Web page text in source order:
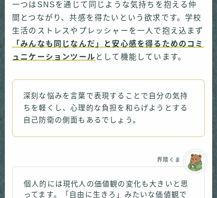
一つはSNSを通じて同じような気持ちを抱える仲
間とつながり、共感を得たいという欲求です。学校
生活のストレスやプレッシャーを一人で抱え込まず
「みんなも同じなんだ」と安心感を得るためのコミ
ュニケーションツール として機能しています。
深刻な悩みを言葉で表現することで自分の気持
ちを軽くし、心理的な負担を和らげようとする
自己防衛の側面もあるでしょう。
個人的には現代人の価値観の変化も大きいと思
ってます。「自由に生きろ」みたいな価値観で
界隈くま